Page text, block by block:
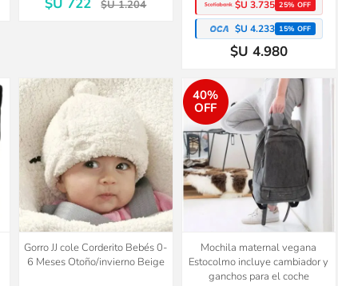
$U 1.204 $U 3.735 25% OFF
$U 4.233 15% OFF
$U 4.980
Gorro JJ cole Corderito Bebés 0-
6 Meses Otoño/invierno Beige
40%
OFF
Mochila maternal vegana
Estocolmo incluye cambiador y
ganchos para el coche